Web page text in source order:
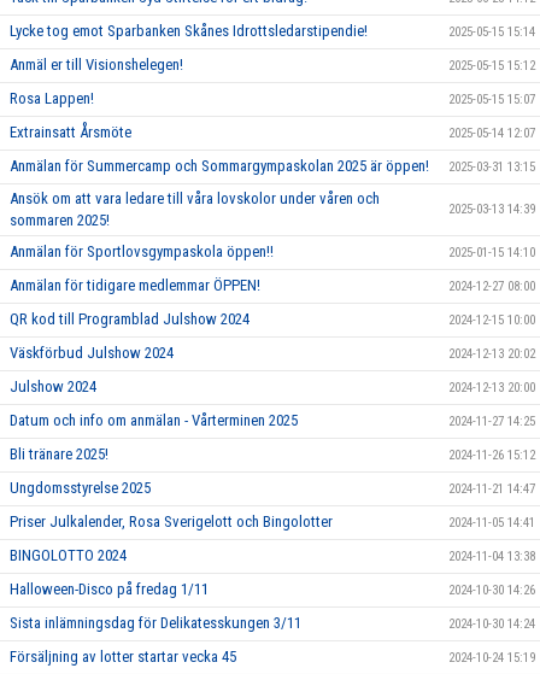
Lycke tog emot Sparbanken Skånes Idrottsledarstipendie! 2025-05-15 15:14
Anmäl er till Visionshelegen! 2025-05-15 15:12
Rosa Lappen! 2025-05-15 15:07
Extrainsatt Årsmöte 2025-05-14 12:07
Anmälan för Summercamp och Sommargympaskolan 2025 är öppen! 2025-03-31 13:15
Ansök om att vara ledare till våra lovskolor under våren och
sommaren 2025!
2025-03-13 14:39
Anmälan för Sportlovsgympaskola öppen!! 2025-01-15 14:10
Anmälan för tidigare medlemmar ÖPPEN! 2024-12-27 08:00
QR kod till Programblad Julshow 2024 2024-12-15 10:00
Väskförbud Julshow 2024 2024-12-13 20:02
Julshow 2024 2024-12-13 20:00
Datum och info om anmälan - Vårterminen 2025 2024-11-27 14:25
Bli tränare 2025! 2024-11-26 15:12
Ungdomsstyrelse 2025 2024-11-21 14:47
Priser Julkalender, Rosa Sverigelott och Bingolotter 2024-11-05 14:41
BINGOLOTTO 2024 2024-11-04 13:38
Halloween-Disco på fredag 1/11 2024-10-30 14:26
Sista inlämningsdag för Delikatesskungen 3/11 2024-10-30 14:24
Försäljning av lotter startar vecka 45 2024-10-24 15:19